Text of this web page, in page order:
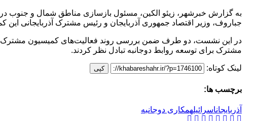
به گزارش خبرشهر، زیئو الکین، مسئول بازسازی مناطق شمال و جنوب در
جباروف، وزیر اقتصاد جمهوری آذربایجان و رئیس مشترک آذربایجانی این
در این نشست، دو طرف ضمن بررسی روند فعالیت‌های کمیسیون مشترک
مشترک برای توسعه روابط دوجانبه تبادل نظر کردند.
لینک کوتاه: کپی
برچسب ها:
آذربایجاناسرائیلهمکاری دوجانبه